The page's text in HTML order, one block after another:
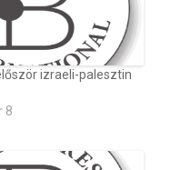
izraeli-palesztin
8